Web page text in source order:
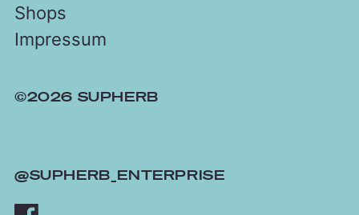
Shops
Impressum
©2026 SUPHERB
@SUPHERB_ENTERPRISE